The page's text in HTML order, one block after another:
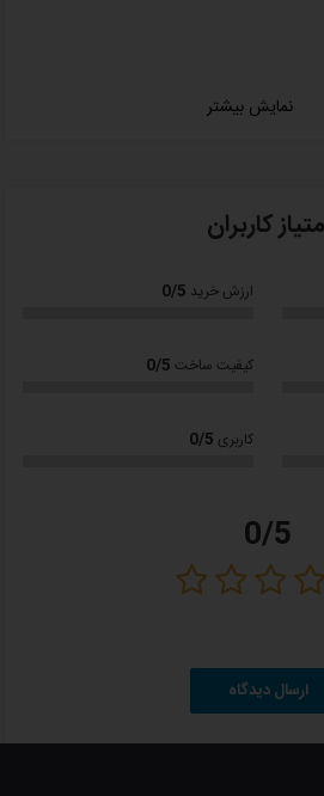
نمایش بیشتر
کاربران
ارزش خرید 0/5
کیفیت ساخت 0/5
کاربری 0/5
0/5
ارسال دیدگاه